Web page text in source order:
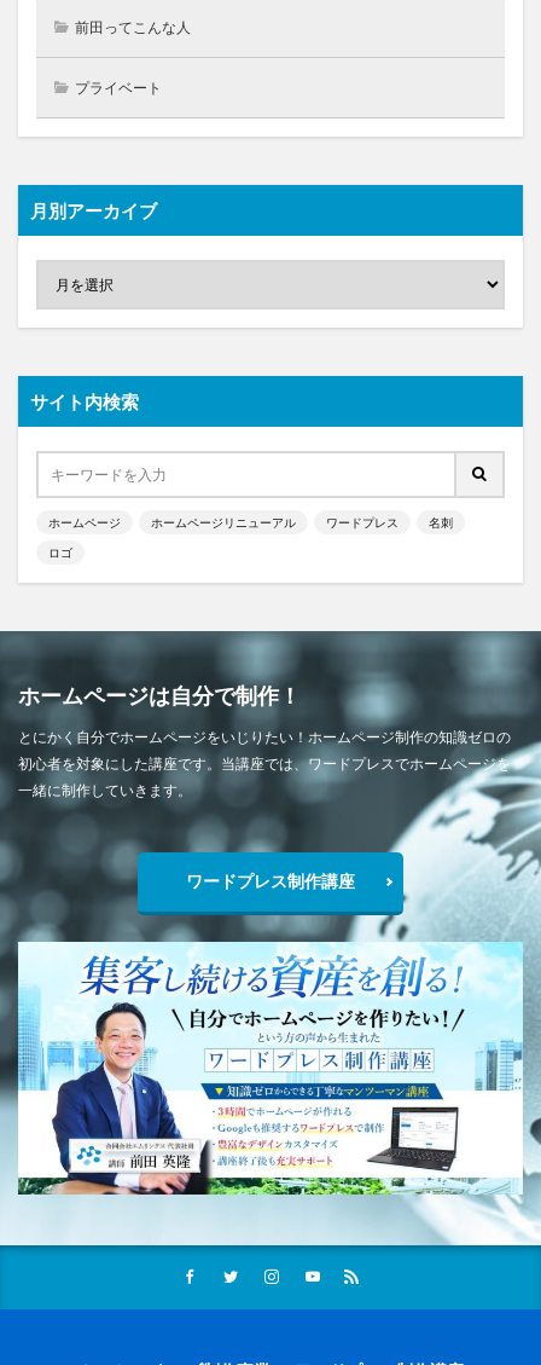
前田ってこんな人
プライベート
月別アーカイブ
サイト内検索
ホームページ ホームページリニューアル ワードプレス 名刺
ロゴ
ホームページは自分で制作！
とにかく自分でホームページをいじりたい！ホームページ制作の知識ゼロの
初心者を対象にした講座です。当講座では、ワードプレスでホームページを
一緒に制作していきます。
ワードプレス制作講座